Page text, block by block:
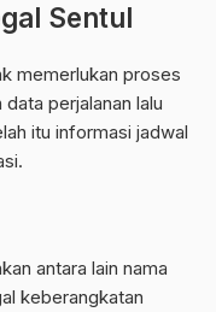
Sentul
memerlukan proses
perjalanan lalu
itu informasi jadwal
antara lain nama
keberangkatan